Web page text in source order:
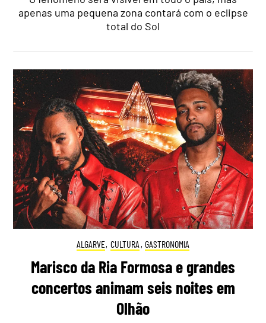
apenas uma pequena zona contará com o eclipse
total do Sol
ALGARVE, CULTURA , GASTRONOMIA
Marisco da Ria Formosa e grandes
concertos animam seis noites em
Olhão